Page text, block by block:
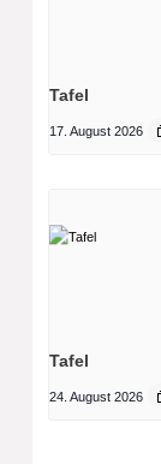
Tafel
17. August 2026
Tafel
24. August 2026